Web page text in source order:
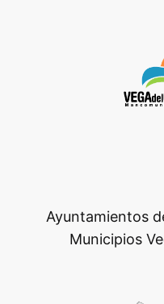
Ayuntamientos
Municipios